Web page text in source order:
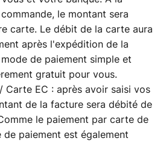
le montant sera
carte. Le débit de la carte aura
après l'expédition de la
de paiement simple et
gratuit pour vous.
Carte EC : après avoir saisi vos
de la facture sera débité de
le paiement par carte de
paiement est également